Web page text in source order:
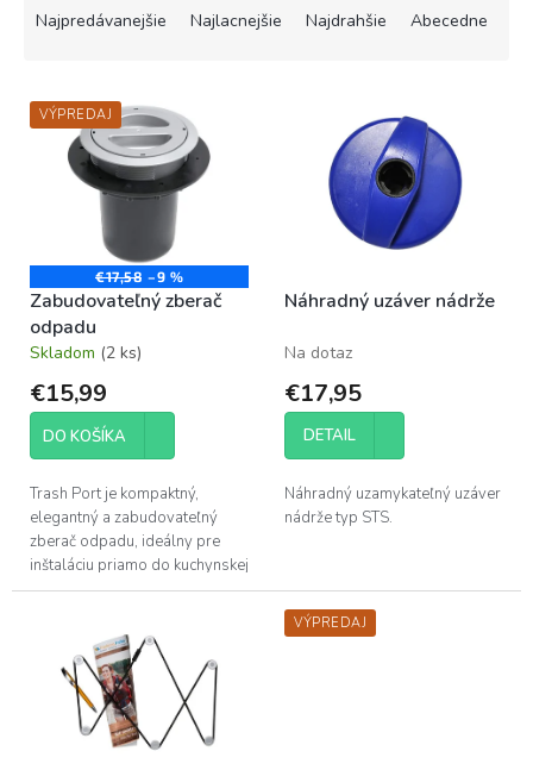
n
k
t
o
v
Najpredávanejšie Najlacnejšie Najdrahšie Abecedne
V
ý
d
u
k
t
o
VÝPREDAJ
€17,58 –9 %
Zabudovateľný zberač
odpadu
Skladom (2 ks)
€15,99
DO KOŠÍKA
Trash Port je kompaktný,
elegantný a zabudovateľný
zberač odpadu, ideálny pre
inštaláciu priamo do kuchynskej
pracovnej dosky (napríklad v
Náhradný uzáver nádrže
Na dotaz
€17,95
DETAIL
Náhradný uzamykateľný uzáver
nádrže typ STS.
VÝPREDAJ